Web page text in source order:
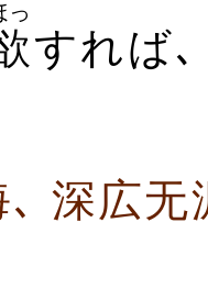
っ
すれば
深広